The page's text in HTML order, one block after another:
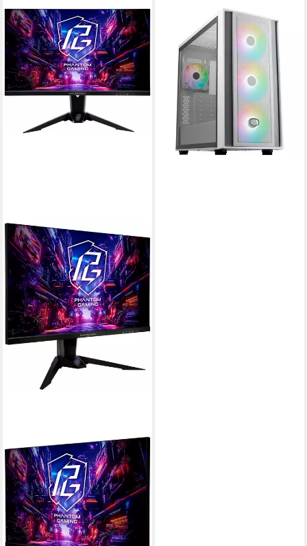
ASROCK
PG27FFX Gaming-Monitor
(69 cm/27 ", 1920 x 1080 px,
Full HD, 1 ms Reaktionszeit,
520 Hz, IPS)
Produktdatenblatt
ab 303,96 € UVP340,00 €
COOLER MASTER
PC-Gehäuse Master
MasterBox 600 Mid
92,44 €
lieferbar - in 6-7 Werktagen bei dir